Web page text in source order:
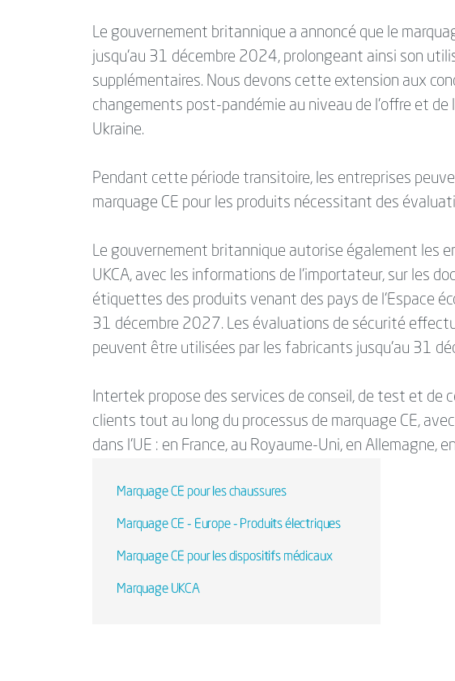
Le gouvernement britannique a annoncé que le
jusqu'au 31 décembre 2024, prolongeant ainsi son
supplémentaires. Nous devons cette extension aux
changements post-pandémie au niveau de l’offre et de
Ukraine.
Pendant cette période transitoire, les entreprises
marquage CE pour les produits nécessitant des
Le gouvernement britannique autorise également les
UKCA, avec les informations de l'importateur, sur les
étiquettes des produits venant des pays de l'Espace
31 décembre 2027. Les évaluations de sécurité
peuvent être utilisées par les fabricants jusqu’au 31
Intertek propose des services de conseil, de test et de
clients tout au long du processus de marquage CE,
dans l'UE : en France, au Royaume-Uni, en Allemagne,
Marquage CE pour les chaussures
Marquage CE - Europe - Produits électriques
Marquage CE pour les dispositifs médicaux
Marquage UKCA